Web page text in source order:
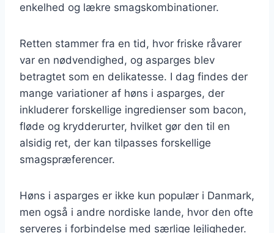
enkelhed og lækre smagskombinationer.
Retten stammer fra en tid, hvor friske råvarer
var en nødvendighed, og asparges blev
betragtet som en delikatesse. I dag findes der
mange variationer af høns i asparges, der
inkluderer forskellige ingredienser som bacon,
fløde og krydderurter, hvilket gør den til en
alsidig ret, der kan tilpasses forskellige
smagspræferencer.
Høns i asparges er ikke kun populær i Danmark,
men også i andre nordiske lande, hvor den ofte
serveres i forbindelse med særlige lejligheder.